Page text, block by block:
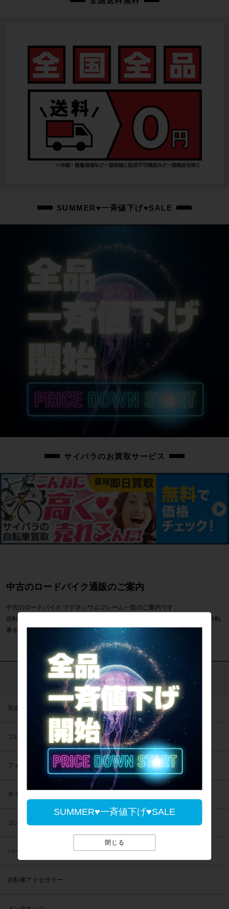
SUMMER♥一斉値下げ♥SALE
閉じる
SUMMER♥一斉値下げ♥SALE
サイパラのお買取サービス
中古のロードバイク通販のご案内
中古のロードバイク マグネシウムフレーム一覧のご案内です。
自転車専門店サイクルパラダイスではマグネシウムフレームなどスポーツ自転
車を通販・販売・買取しています。
カテゴリで探す
完成車
フレーム
フォーク
ホイール
コンポーネント
パーツ
自転車アクセサリー